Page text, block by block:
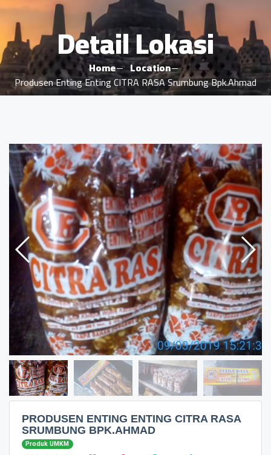
Detail Lokasi
Home
Location
Produsen Enting Enting CITRA RASA Srumbung Bpk.Ahmad
PRODUSEN ENTING ENTING CITRA RASA
SRUMBUNG BPK.AHMAD
Produk UMKM